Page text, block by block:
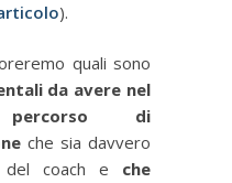
).
quali sono
da avere nel
di
che sia davvero
del coach e che